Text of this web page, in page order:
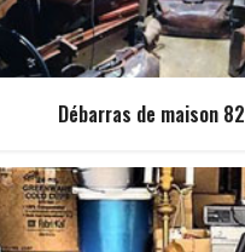
Débarras de maison 82